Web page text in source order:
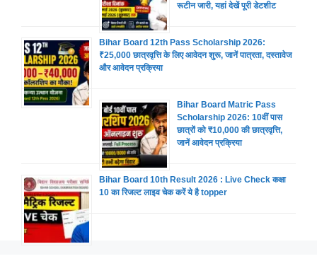
रूटीन जारी, यहां देखें पूरी डेटशीट
Bihar Board 12th Pass Scholarship 2026:
₹25,000 छात्रवृत्ति के लिए आवेदन शुरू, जानें पात्रता, दस्तावेज
और आवेदन प्रक्रिया
Bihar Board Matric Pass
Scholarship 2026: 10वीं पास
छात्रों को ₹10,000 की छात्रवृत्ति,
जानें आवेदन प्रक्रिया
Bihar Board 10th Result 2026 : Live Check कक्षा
10 का रिजल्ट लाइव चेक करें ये है topper